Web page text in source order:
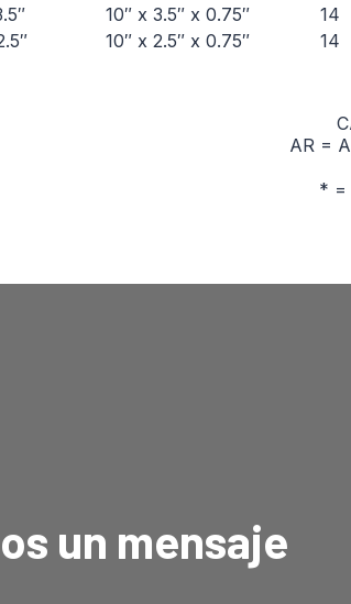
10″ x 3.5″ x 0.75″ 14
10″ x 2.5″ x 0.75″ 14
AR =
* =
un mensaje